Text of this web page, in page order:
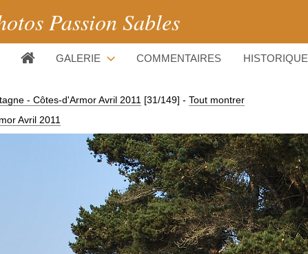
Passion Sables
GALERIE COMMENTAIRES HISTORIQUE
- Côtes-d'Armor Avril 2011 [31/149] - Tout montrer
Avril 2011